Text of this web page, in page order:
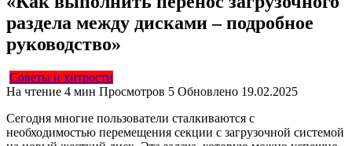
раздела между дисками – подробное
руководство»
Советы и хитрости
На чтение 4 мин Просмотров 5 Обновлено 19.02.2025
Сегодня многие пользователи сталкиваются с
необходимостью перемещения секции с загрузочной системой